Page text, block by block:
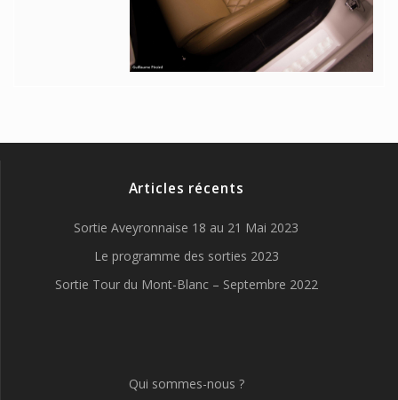
Articles récents
Sortie Aveyronnaise 18 au 21 Mai 2023
Le programme des sorties 2023
Sortie Tour du Mont-Blanc – Septembre 2022
Qui sommes-nous ?